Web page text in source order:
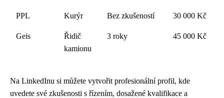
PPL Kurýr Bez zkušeností 30 000 Kč
Geis
Řidič
kamionu
3 roky 45 000 Kč
Na LinkedInu si můžete vytvořit profesionální profil, kde
uvedete své zkušenosti s řízením, dosažené kvalifikace a